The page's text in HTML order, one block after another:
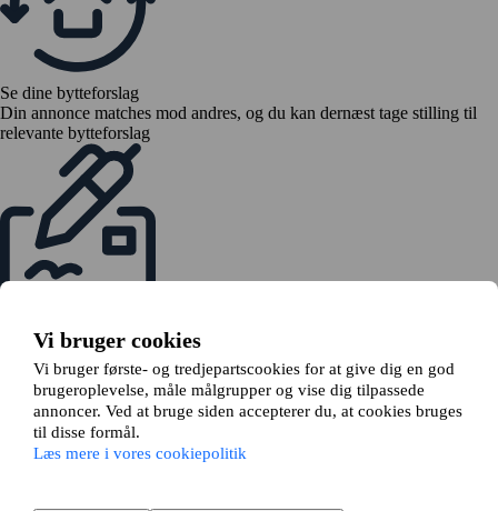
Vi bruger cookies
Vi bruger første- og tredjepartscookies for at give dig en god
brugeroplevelse, måle målgrupper og vise dig tilpassede
annoncer. Ved at bruge siden accepterer du, at cookies bruges
til disse formål.
Læs mere i vores cookiepolitik
Se dine bytteforslag
Din annonce matches mod andres, og du kan dernæst tage stilling til
relevante bytteforslag
Hvis alle er enige om byttet, indsender du en bytteanmodning til din
udlejer